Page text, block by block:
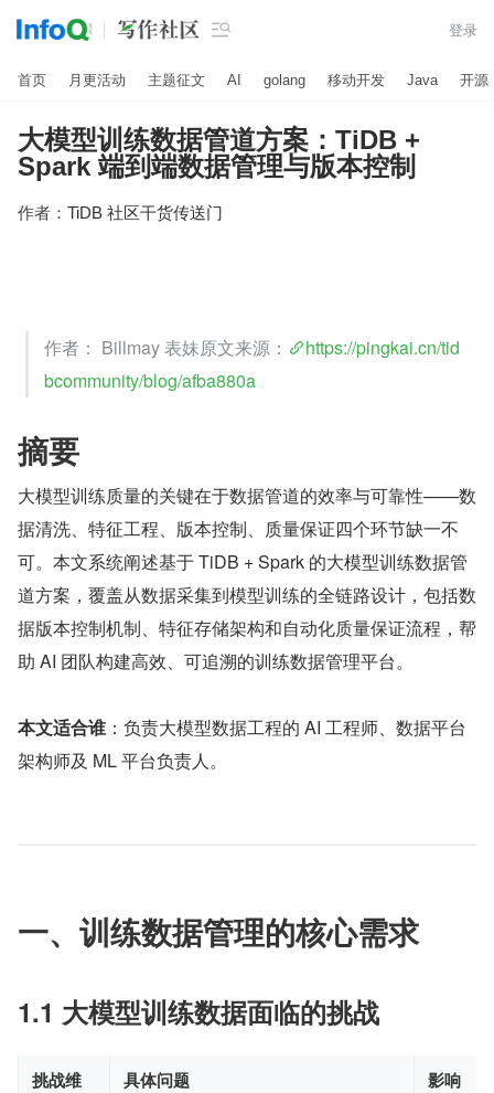
 登录
首页 月更活动 主题征文 AI golang 移动开发 Java 开源
大模型训练数据管道方案：TiDB +
Spark 端到端数据管理与版本控制
作者： TiDB 社区干货传送门
作者： Billmay 表妹原文来源：
https://pingkai.cn/tid
bcommunity/blog/afba880a
摘要
大模型训练质量的关键在于数据管道的效率与可靠性——数
据清洗、特征工程、版本控制、质量保证四个环节缺一不
可。本文系统阐述基于 TiDB + Spark 的大模型训练数据管
道方案，覆盖从数据采集到模型训练的全链路设计，包括数
据版本控制机制、特征存储架构和自动化质量保证流程，帮
助 AI 团队构建高效、可追溯的训练数据管理平台。
本文适合谁 ：负责大模型数据工程的 AI 工程师、数据平台
架构师及 ML 平台负责人。
一、训练数据管理的核心需求
1.1 大模型训练数据面临的挑战
挑战维
具体问题 影响